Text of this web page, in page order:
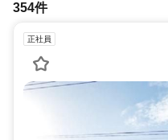
354件
正社員